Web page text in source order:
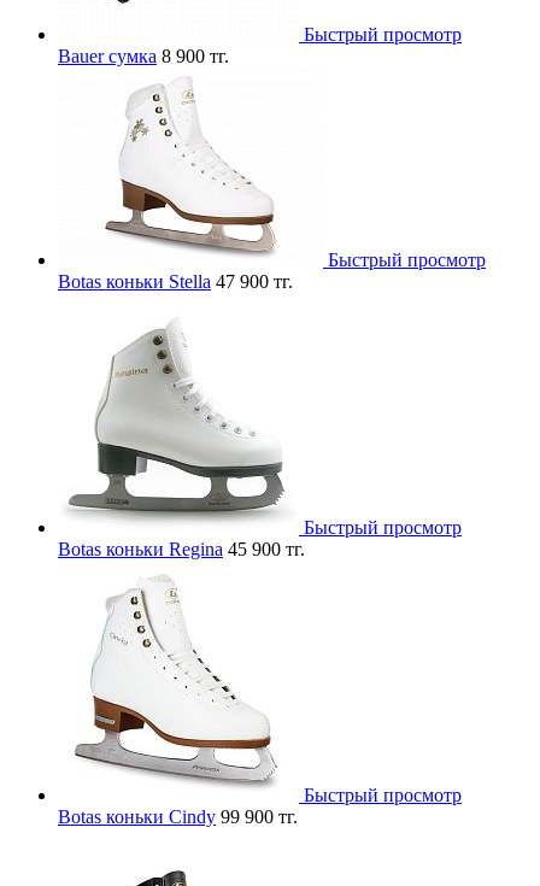
Быстрый просмотр
Bauer сумка 8 900 тг.
Быстрый просмотр
Botas коньки Stella 47 900 тг.
Быстрый просмотр
Botas коньки Regina 45 900 тг.
Быстрый просмотр
Botas коньки Cindy 99 900 тг.